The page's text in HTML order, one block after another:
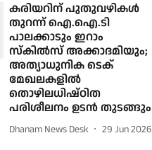
കരിയറിന് പുതുവഴികൾ
തുറന്ന് ഐ.ഐ.ടി
പാലക്കാടും ഇറാം
സ്കിൽസ് അക്കാദമിയും;
അത്യാധുനിക ടെക്
മേഖലകളിൽ
തൊഴിലധിഷ്ഠിത
പരിശീലനം ഉടൻ തുടങ്ങും
Dhanam News Desk 29 Jun 2026